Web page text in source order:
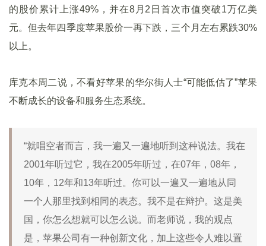
的股价累计上涨49%，并在8月2日首次市值突破1万亿美
元。但去年四季度苹果股价一再下跌，三个月左右累跌30%
以上。
库克本周二说，不看好苹果的华尔街人士“可能低估了”苹果
不断成长的设备和服务生态系统。
“就唱空者而言，我一遍又一遍地听到这种说法。我在
2001年听过它，我在2005年听过，在07年，08年，
10年，12年和13年听过。你可以一遍又一遍地从同
一个人那里找到相同的表态。我不是在辩护。这是美
国，你怎么想就可以怎么说。而老师说，我的观点
是，苹果公司有一种创新文化，加上这些令人难以置